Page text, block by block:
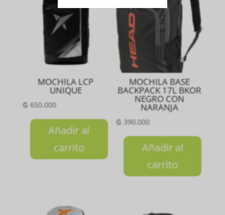
MOCHILA LCP
UNIQUE
₲650.000
Añadir al
carrito
MOCHILA BASE
BACKPACK 17L BKOR
NEGRO CON
NARANJA
₲ 390.000
Añadir al
carrito